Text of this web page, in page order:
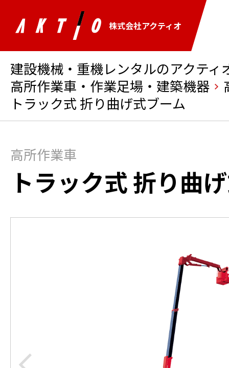
株式会社アクティオ
建設機械・重機レンタルのアクティ
高所作業車・作業足場・建築機器
トラック式 折り曲げ式ブーム
高所作業車
トラック式 折り曲